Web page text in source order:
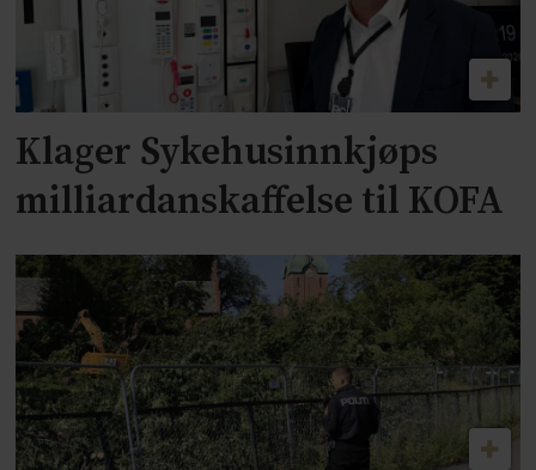
Klager Sykehusinnkjøps
milliardanskaffelse til KOFA